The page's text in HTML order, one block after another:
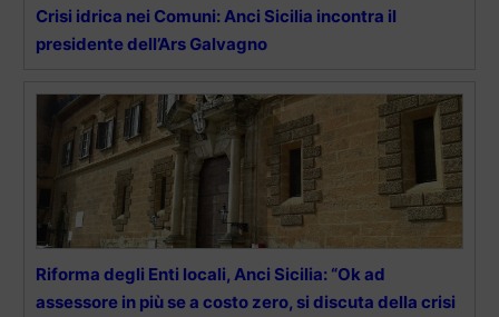
Crisi idrica nei Comuni: Anci Sicilia incontra il
presidente dell’Ars Galvagno
Riforma degli Enti locali, Anci Sicilia: “Ok ad
assessore in più se a costo zero, si discuta della crisi